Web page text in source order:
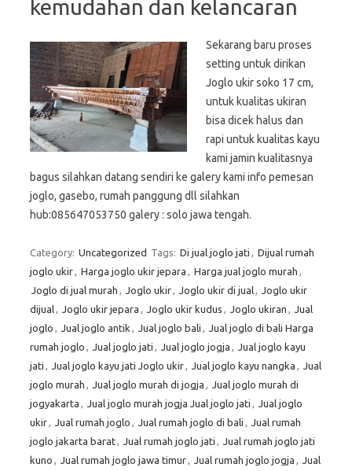
kemudahan dan kelancaran
Sekarang baru proses
setting untuk dirikan
Joglo ukir soko 17 cm,
untuk kualitas ukiran
bisa dicek halus dan
rapi untuk kualitas kayu
kami jamin kualitasnya
bagus silahkan datang sendiri ke galery kami info pemesan
joglo, gasebo, rumah panggung dll silahkan
hub:085647053750 galery : solo jawa tengah.
Category: Uncategorized Tags: Di jual joglo jati , Dijual rumah
joglo ukir, Harga joglo ukir jepara , Harga jual joglo murah ,
Joglo di jual murah , Joglo ukir, Joglo ukir di jual, Joglo ukir
dijual, Joglo ukir jepara , Joglo ukir kudus , Joglo ukiran , Jual
joglo , Jual joglo antik , Jual joglo bali , Jual joglo di bali Harga
rumah joglo , Jual joglo jati , Jual joglo jogja , Jual joglo kayu
jati , Jual joglo kayu jati Joglo ukir, Jual joglo kayu nangka , Jual
joglo murah , Jual joglo murah di jogja , Jual joglo murah di
jogyakarta , Jual joglo murah jogja Jual joglo jati , Jual joglo
ukir, Jual rumah joglo , Jual rumah joglo di bali , Jual rumah
joglo jakarta barat, Jual rumah joglo jati , Jual rumah joglo jati
kuno , Jual rumah joglo jawa timur, Jual rumah joglo jogja , Jual